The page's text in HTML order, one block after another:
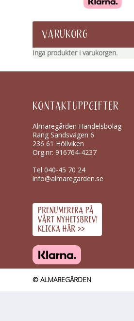
VARUKORG
Inga produkter i varukorgen.
KONTAKTUPPGIFTER
Almaregården Handelsbolag
Räng Sandsvägen 6
236 61 Höllviken
Org.nr: 916764-4237
Tel040-45 70 24
info@almaregarden.se
© ALMAREGÅRDEN